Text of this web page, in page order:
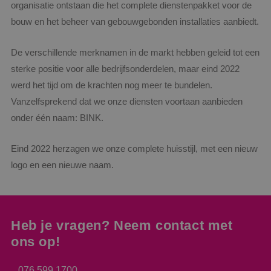
organisatie ontstaan die het complete dienstenpakket voor de
bouw en het beheer van gebouwgebonden installaties aanbiedt.
De verschillende merknamen in de markt hebben geleid tot een
sterke positie voor alle bedrijfsonderdelen, maar eind 2022
werd het tijd om de krachten nog meer te bundelen.
Vanzelfsprekend dat we onze diensten voortaan aanbieden
onder één naam: BINK.
Eind 2022 herzagen we onze complete huisstijl, met een nieuw
logo en een nieuwe naam.
Heb je vragen? Neem contact met
ons op!
VISITOR_PRIVACY_METADATA
YouTube
.youtube.com
Google Privacy Policy